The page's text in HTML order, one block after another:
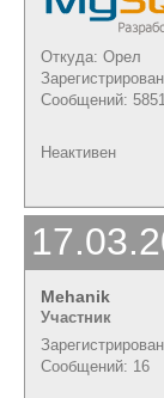
Откуда: Орел
Сообщений: 5851
Неактивен
Mehanik
Участник
Сообщений: 16